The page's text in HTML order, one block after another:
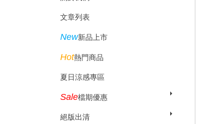
文章列表
New新品上市
Hot熱門商品
夏日涼感專區
Sale檔期優惠
絕版出清